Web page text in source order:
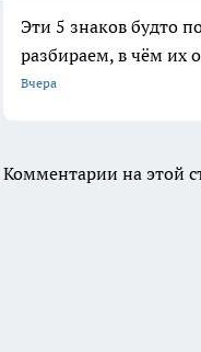
Эти 5 знаков будто
разбираем, в чём их
Вчера
Комментарии на этой